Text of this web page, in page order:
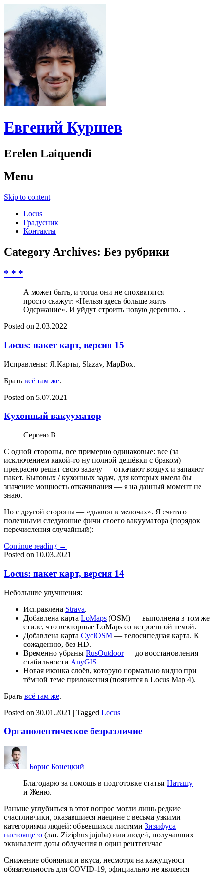
Евгений Куршев
Erelen Laiquendi
Menu
Skip to content
Locus
Градусник
Контакты
Category Archives: Без рубрики
* * *
А может быть, и тогда они не спохватятся —
просто скажут: «Нельзя здесь больше жить —
Одержание». И уйдут строить новую деревню…
Posted on 2.03.2022
Locus: пакет карт, версия 15
Исправлены: Я.Карты, Slazav, MapBox.
Брать всё там же.
Posted on 5.07.2021
Кухонный вакууматор
Сергею В.
С одной стороны, все примерно одинаковые: все (за
исключением какой-то ну полной дешёвки с браком)
прекрасно решат свою задачу — откачают воздух и запаяют
пакет. Бытовых / кухонных задач, для которых имела бы
значение мощность откачивания — я на данный момент не
знаю.
Но с другой стороны — «дьявол в мелочах». Я считаю
полезными следующие фичи своего вакууматора (порядок
перечисления случайный):
Continue reading →
Posted on 10.03.2021
Locus: пакет карт, версия 14
Небольшие улучшения:
Исправлена Strava.
Добавлена карта LoMaps (OSM) — выполнена в том же
стиле, что векторные LoMaps со встроенной темой.
Добавлена карта CyclOSM — велосипедная карта. К
сожадению, без HD.
Временно убраны RusOutdoor— до восстановления
стабильности AnyGIS.
Новая иконка слоёв, которую нормально видно при
тёмной теме приложения (появится в Locus Map 4).
Брать всё там же.
Posted on 30.01.2021 | Tagged Locus
Органолептическое безразличие
Борис Бонецкий
Благодарю за помощь в подготовке статьи Наташу
и Женю.
Раньше углубиться в этот вопрос могли лишь редкие
счастливчики, оказавшиеся наедине с весьма узкими
категориями людей: объевшихся листями Зизифуса
настоящего (лат. Ziziphus jujuba) или людей, получавших
эквивалент дозы облучения в один рентген/час.
Снижение обоняния и вкуса, несмотря на кажущуюся
обязательность для COVID-19, официально не является